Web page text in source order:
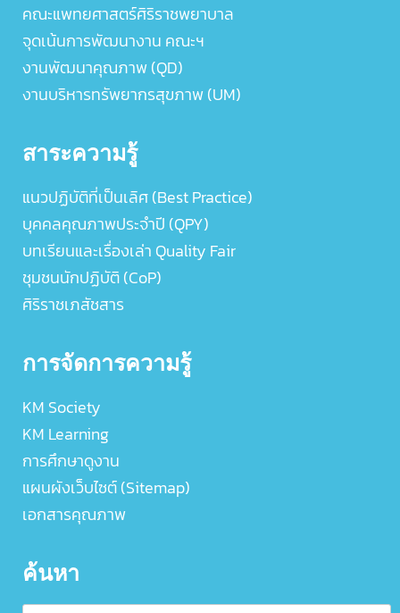
คณะแพทยศาสตร์ศิริราชพยาบาล
จุดเน้นการพัฒนางาน คณะฯ
งานพัฒนาคุณภาพ (QD)
งานบริหารทรัพยากรสุขภาพ (UM)
สาระความรู้
แนวปฏิบัติที่เป็นเลิศ (Best Practice)
บุคคลคุณภาพประจำปี (QPY)
บทเรียนและเรื่องเล่า Quality Fair
ชุมชนนักปฏิบัติ (CoP)
ศิริราชเภสัชสาร
การจัดการความรู้
KM Society
KM Learning
การศึกษาดูงาน
แผนผังเว็บไซต์ (Sitemap)
เอกสารคุณภาพ
ค้นหา